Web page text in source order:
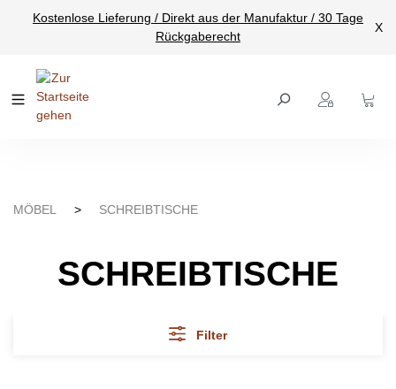
springen
Kostenlose Lieferung / Direkt aus der Manufaktur / 30 Tage
Rückgaberecht
X
MÖBEL > SCHREIBTISCHE
SCHREIBTISCHE
Filter